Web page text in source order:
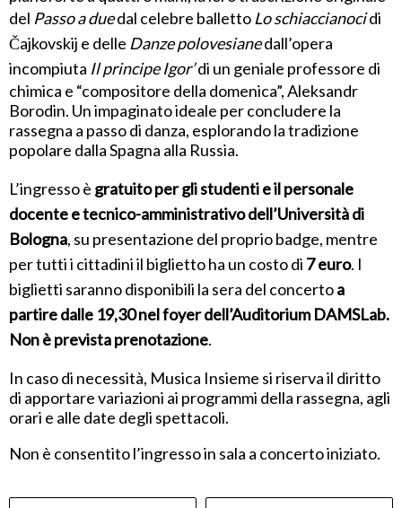
del Passo a duedal celebre balletto Lo schiaccianocidi
Čajkovskij e delle Danze polovesianedall’opera
incompiuta Il principe Igor’di un geniale professore di
chimica e “compositore della domenica”, Aleksandr
Borodin. Un impaginato ideale per concludere la
rassegna a passo di danza, esplorando la tradizione
popolare dalla Spagna alla Russia.
L’ingresso è gratuito per gli studenti e il personale
docente e tecnico-amministrativo dell’Università di
Bologna, su presentazione del proprio badge, mentre
per tutti i cittadini il biglietto ha un costo di 7 euro. I
biglietti saranno disponibili la sera del concertoa
partire dalle 19,30 nel foyer dell’Auditorium DAMSLab.
Non è prevista prenotazione.
In caso di necessità, Musica Insieme si riserva il diritto
di apportare variazioni ai programmi della rassegna, agli
orari e alle date degli spettacoli.
Non è consentito l’ingresso in sala a concerto iniziato.